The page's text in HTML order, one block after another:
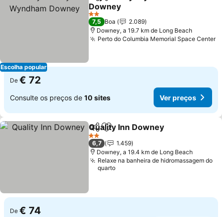
Escolha popular
Downey
Ver preços
2 Estrelas
7,5 Boa
2.089
Downey, a 19.7 km de Long Beach
Perto do Columbia Memorial Space Center
De € 72
Consulte os preços de 10 sites Ver preços
PartilharAdicionar aos favoritos
Quality Inn Downey
2 Estrelas
6,7
1.459
Downey, a 19.4 km de Long Beach
Relaxe na banheira de hidromassagem do
quarto
De € 74